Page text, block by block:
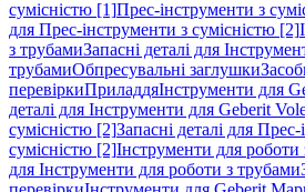
сумісністю [1]Прес-інструменти з
для Прес-інструменти з сумісністю [2]
з трубамиЗапасні деталі для
трубамиОбпресувальні заглушки
перевіркиПриладдяІнструменти для
деталі для Інструменти для Geberit
сумісністю [2]Запасні деталі для
сумісністю [2]Інструменти для роботи
для Інструменти для роботи з трубами